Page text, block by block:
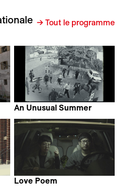
→ Tout le programme
An Unusual Summer
Love Poem